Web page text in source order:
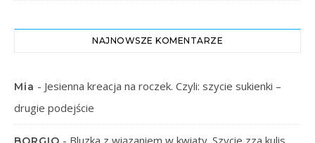
NAJNOWSZE KOMENTARZE
Mia - Jesienna kreacja na roczek. Czyli: szycie sukienki –
drugie podejście